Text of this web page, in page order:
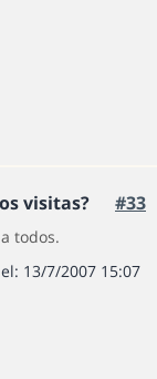
visitas? #33
todos.
13/7/2007 15:07